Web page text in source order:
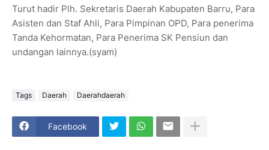
Turut hadir Plh. Sekretaris Daerah Kabupaten Barru, Para
Asisten dan Staf Ahli, Para Pimpinan OPD, Para penerima
Tanda Kehormatan, Para Penerima SK Pensiun dan
undangan lainnya.(syam)
Tags Daerah Daerahdaerah
Facebook